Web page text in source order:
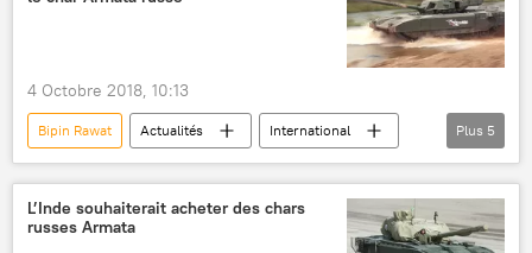
New Delhi
Vladimir Poutine
sanctions
4 Octobre 2018, 10:13
Bipin Rawat Actualités
International
Inde
T-14 Armata
T-72
contrat
visite
Plus 5
L’Inde souhaiterait acheter des chars
russes Armata